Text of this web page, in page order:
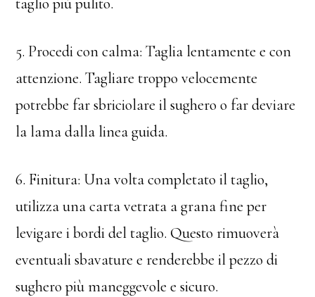
taglio più pulito.
5. Procedi con calma: Taglia lentamente e con
attenzione. Tagliare troppo velocemente
potrebbe far sbriciolare il sughero o far deviare
la lama dalla linea guida.
6. Finitura: Una volta completato il taglio,
utilizza una carta vetrata a grana fine per
levigare i bordi del taglio. Questo rimuoverà
eventuali sbavature e renderebbe il pezzo di
sughero più maneggevole e sicuro.